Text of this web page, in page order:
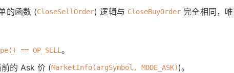
for 买单 #" argCloseTicket
成功，不代表已最终成交。
" 不是一个未平仓的买单."); // 可选的调试信息
的函数 (CloseSellOrder) 逻辑与 CloseBuyOrder 完全相同，唯
== OP_SELL 。
的 Ask 价 (MarketInfo(argSymbol, MODE_ASK))。